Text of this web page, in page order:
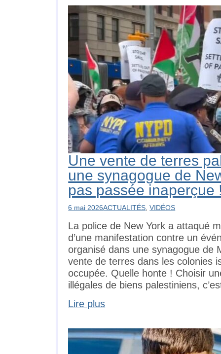
Une vente de terres
une synagogue de
pas passée inaperçue
6 mai 2026ACTUALITÉS,VIDÉOS
La police de New York a attaqué
d’une manifestation contre un
organisé dans une synagogue de
vente de terres dans les colonies
occupée. Quelle honte ! Choisir
illégales de biens palestiniens,
Lire plus